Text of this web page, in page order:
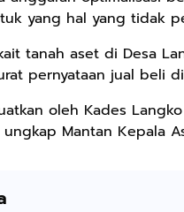
yang hal yang tidak
tanah aset di Desa
pernyataan jual beli
oleh Kades
Mantan Kepala